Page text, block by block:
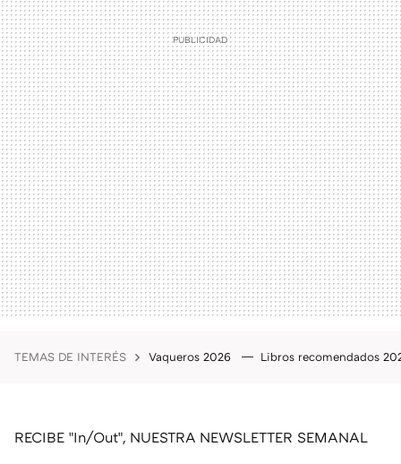
TEMAS DE INTERÉS Vaqueros 2026 Libros recomendados
RECIBE "In/Out", NUESTRA NEWSLETTER SEMANAL